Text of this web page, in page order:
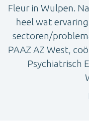
Fleur in Wulpen.
heel wat
sectoren/
PAAZ AZ West,
Psychiatrisch